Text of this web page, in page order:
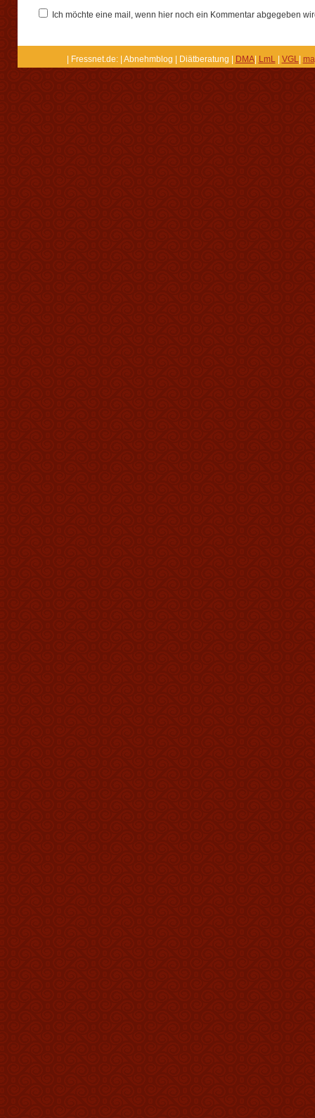
Ich möchte eine mail, wenn hier noch ein Kommentar abgegeben
| Fressnet.de: | Abnehmblog | Diätberatung | DMA| LmL| VGL|